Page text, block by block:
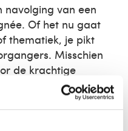
navolging van een
Of het nu gaat
thematiek, je pikt
Misschien
de krachtige
schilder je op
middeleeuwen de
harmonie van